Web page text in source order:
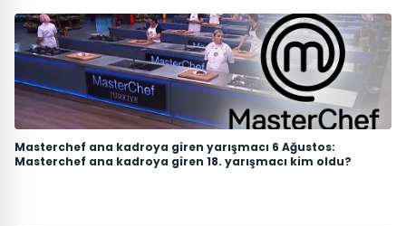
Masterchef ana kadroya giren yarışmacı 6 Ağustos:
Masterchef ana kadroya giren 18. yarışmacı kim oldu?